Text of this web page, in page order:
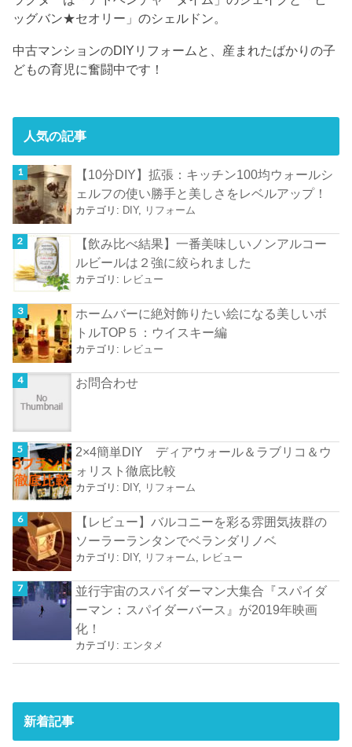
ッグバン★セオリー」のシェルドン。
中古マンションのDIYリフォームと、産まれたばかりの子
どもの育児に奮闘中です！
人気の記事
【10分DIY】拡張：キッチン100均ウォールシ
ェルフの使い勝手と美しさをレベルアップ！
カテゴリ: DIY, リフォーム
【飲み比べ結果】一番美味しいノンアルコー
ルビールは２強に絞られました
カテゴリ: レビュー
ホームバーに絶対飾りたい絵になる美しいボ
トルTOP５：ウイスキー編
カテゴリ: レビュー
お問合わせ
2×4簡単DIY ディアウォール＆ラブリコ＆ウ
ォリスト徹底比較
カテゴリ: DIY, リフォーム
【レビュー】バルコニーを彩る雰囲気抜群の
ソーラーランタンでベランダリノベ
カテゴリ: DIY, リフォーム レビュー
並行宇宙のスパイダーマン大集合『スパイダ
ーマン：スパイダーバース』が2019年映画
化！
カテゴリ: エンタメ
新着記事